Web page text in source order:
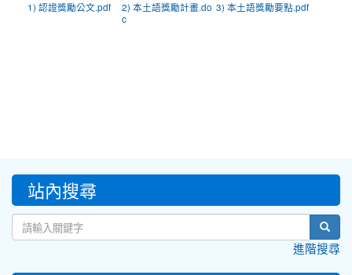
1) 認證獎勵公文.pdf
2) 本土語獎勵計畫.do
c
3) 本土語獎勵要點.pdf
::: 站內搜尋
進階搜尋